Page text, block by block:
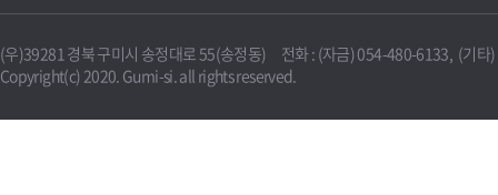
(우)39281 경북 구미시 송정대로 55(송정동) 전화 : (자금) 054-480-6133, (기타
Copyright(c) 2020. Gumi-si. all rights reserved.